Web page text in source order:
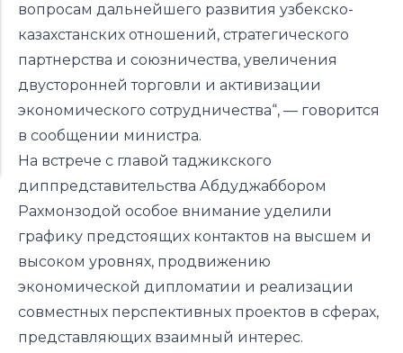
вопросам дальнейшего развития узбекско-
казахстанских отношений, стратегического
партнерства и союзничества, увеличения
двусторонней торговли и активизации
экономического сотрудничества“, — говорится
в сообщении министра.
На встрече с главой таджикского
диппредставительства Абдуджаббором
Рахмонзодой особое внимание уделили
графику предстоящих контактов на высшем и
высоком уровнях, продвижению
экономической дипломатии и реализации
совместных перспективных проектов в сферах,
представляющих взаимный интерес.